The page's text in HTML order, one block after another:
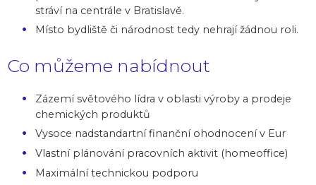
stráví na centrále v Bratislavě.
Místo bydliště či národnost tedy nehrají žádnou roli.
Co můžeme nabídnout
Zázemí světového lídra v oblasti výroby a prodeje
chemických produktů
Vysoce nadstandartní finanční ohodnocení v Eur
Vlastní plánování pracovních aktivit (homeoffice)
Maximální technickou podporu